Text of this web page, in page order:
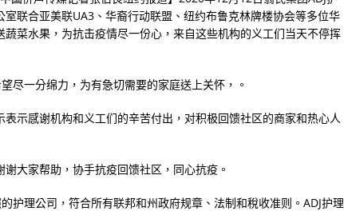
室联合亚美联UA3 、华裔行动联盟、纽约布鲁克林牌楼协会等多位华
菜水果，为抗击疫情尽一份心，来自这些机构的义工们当天不停挥
尽一分绵力，为有急切需要的家庭送上关怀，。
示感谢机构和义工们的辛苦付出，对积极回馈社区的商家和热心人
大家帮助，协手抗疫回馈社区，同心抗疫。
护理公司，符合所有联邦和州政府规章、法制和稅收准则。 ADJ护理